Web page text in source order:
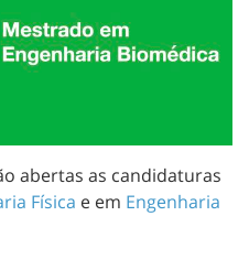
abertas as candidaturas
Física e em Engenharia